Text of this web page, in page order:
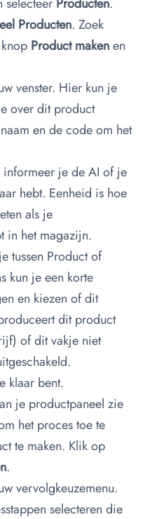
Producten. Zoek
Product makenen
venster. Hier kun je
over dit product
en de code om het
je de AI of je
hebt. Eenheid is hoe
als je
in het magazijn.
tussen Product of
kun je een korte
en kiezen of dit
dit product
of dit vakje niet
klaar bent.
je productpaneel zie
het proces toe te
te maken. Klik op
.
vervolgkeuzemenu.
selecteren die